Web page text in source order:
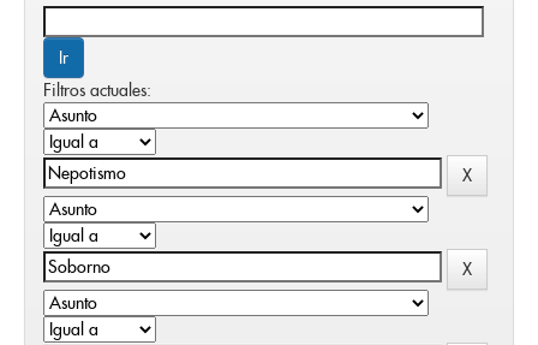
Filtros actuales: